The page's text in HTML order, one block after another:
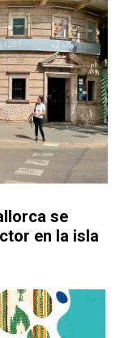
se
en la isla